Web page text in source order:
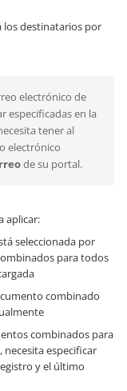
los destinatarios por
electrónico de
especificadas en la
tener al
electrónico
de su portal.
aplicar:
seleccionada por
para todos
combinado
combinados para
necesita especificar
y el último